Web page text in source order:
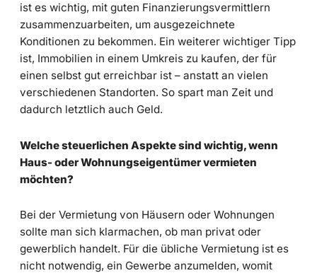
ist es wichtig, mit guten Finanzierungsvermittlern
zusammenzuarbeiten, um ausgezeichnete
Konditionen zu bekommen. Ein weiterer wichtiger Tipp
ist, Immobilien in einem Umkreis zu kaufen, der für
einen selbst gut erreichbar ist – anstatt an vielen
verschiedenen Standorten. So spart man Zeit und
dadurch letztlich auch Geld.
Welche steuerlichen Aspekte sind wichtig, wenn
Haus- oder Wohnungseigentümer vermieten
möchten?
Bei der Vermietung von Häusern oder Wohnungen
sollte man sich klarmachen, ob man privat oder
gewerblich handelt. Für die übliche Vermietung ist es
nicht notwendig, ein Gewerbe anzumelden, womit